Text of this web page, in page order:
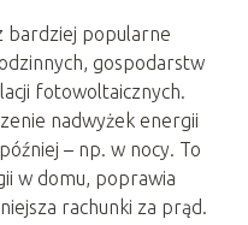
bardziej popularne
gospodarstw
fotowoltaicznych.
nadwyżek energii
– np. w nocy. To
w domu, poprawia
rachunki za prąd.